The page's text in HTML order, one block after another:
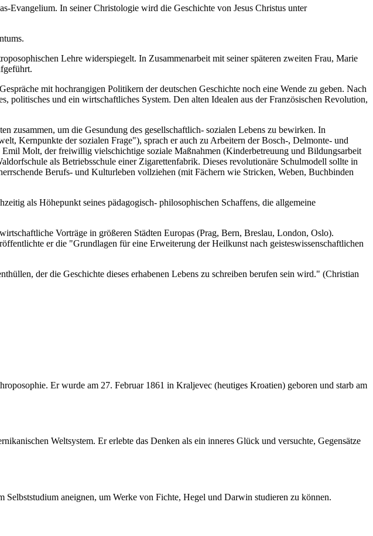
Evangelium. In seiner Christologie wird die Geschichte von Jesus Christus unter
Lehre widerspiegelt. In Zusammenarbeit mit seiner späteren zweiten Frau, Marie
mit hochrangigen Politikern der deutschen Geschichte noch eine Wende zu geben. Nach
politisches und ein wirtschaftliches System. Den alten Idealen aus der Französischen Revolution,
zusammen, um die Gesundung des gesellschaftlich- sozialen Lebens zu bewirken. In
Kernpunkte der sozialen Frage"), sprach er auch zu Arbeitern der Bosch-, Delmonte- und
Molt, der freiwillig vielschichtige soziale Maßnahmen (Kinderbetreuung und Bildungsarbeit
als Betriebsschule einer Zigarettenfabrik. Dieses revolutionäre Schulmodell sollte in
Berufs- und Kulturleben vollziehen (mit Fächern wie Stricken, Weben, Buchbinden
als Höhepunkt seines pädagogisch- philosophischen Schaffens, die allgemeine
Vorträge in größeren Städten Europas (Prag, Bern, Breslau, London, Oslo).
er die "Grundlagen für eine Erweiterung der Heilkunst nach geisteswissenschaftlichen
der die Geschichte dieses erhabenen Lebens zu schreiben berufen sein wird." (Christian
Er wurde am 27. Februar 1861 in Kraljevec (heutiges Kroatien) geboren und starb am
Weltsystem. Er erlebte das Denken als ein inneres Glück und versuchte, Gegensätze
Selbststudium aneignen, um Werke von Fichte, Hegel und Darwin studieren zu können.